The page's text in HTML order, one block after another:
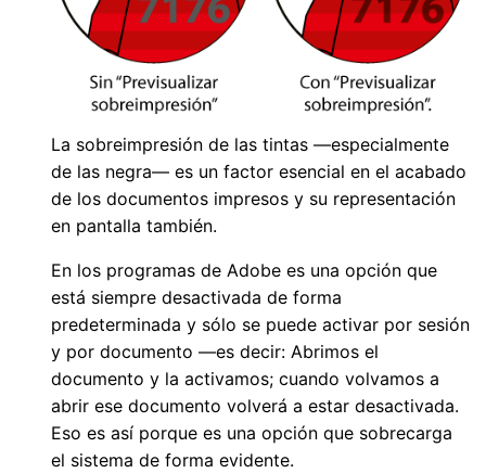
La sobreimpresión de las tintas —especialmente
de las negra— es un factor esencial en el acabado
de los documentos impresos y su representación
en pantalla también.
En los programas de Adobe es una opción que
está siempre desactivada de forma
predeterminada y sólo se puede activar por sesión
y por documento —es decir: Abrimos el
documento y la activamos; cuando volvamos a
abrir ese documento volverá a estar desactivada.
Eso es así porque es una opción que sobrecarga
el sistema de forma evidente.